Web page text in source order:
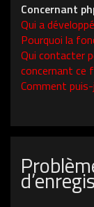
Concernant
Qui a
Pourquoi la
Qui contacter
concernant ce
Comment